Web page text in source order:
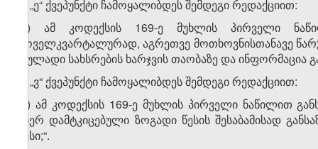
ა) „ე“ ქვეპუნქტი ჩამოყალიბდეს შემდეგი რედაქციით:
„ე) ამ კოდექსის 169-ე მუხლის პირველი
ყოველკვარტალურად, აგრეთვე მოთხოვნისთანავე
ფულადი სახსრების ხარჯვის თაობაზე და ინფორმაცია
ბ) „ვ“ ქვეპუნქტი ჩამოყალიბდეს შემდეგი რედაქციით:
„ვ) ამ კოდექსის 169-ე მუხლის პირველი ნაწილით
მიერ დამტკიცებული ზოგადი წესის შესაბამისად
წესი;“.